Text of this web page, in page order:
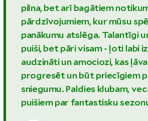
pilna, bet arī bagātiem
pārdzīvojumiem, kur mūsu
panākumu atslēga. Talantīgi
puiši, bet pāri visam - ļoti labi
audzināti un amociozi, kas
progresēt un būt priecīgiem
sniegumu. Paldies klubam,
puišiem par fantastisku